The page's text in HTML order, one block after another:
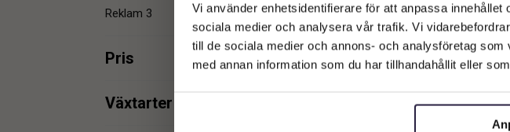
Vi använder enhetsidentifierare för att anpassa
sociala medier och analysera vår trafik. Vi
till de sociala medier och annons- och analysföretag
med annan information som du har tillhandahållit eller
Reklam 3
1
Pris
max.
Växtarter
Bambu Grön UV 200 cm
4959kr